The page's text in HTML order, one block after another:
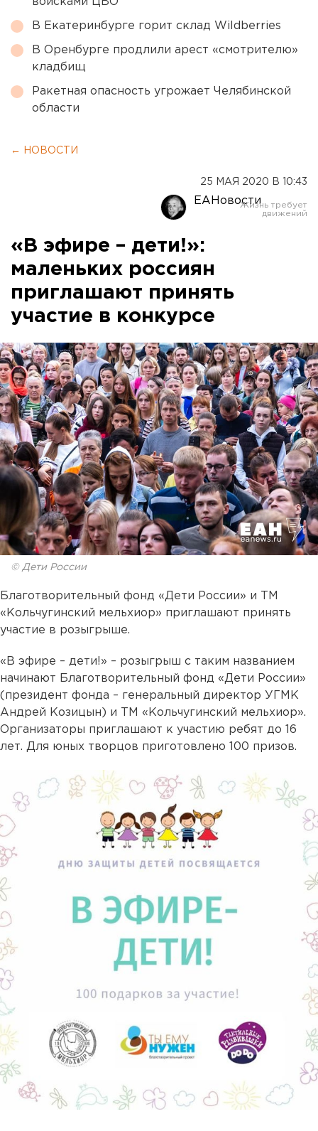
В Екатеринбурге горит склад Wildberries
В Оренбурге продлили арест «смотрителю»
кладбищ
Ракетная опасность угрожает Челябинской
области
← НОВОСТИ
25 МАЯ 2020 В 10:43
ЕАНовости
«В эфире – дети!»:
маленьких россиян
приглашают принять
участие в конкурсе
© Дети России
Благотворительный фонд «Дети России» и ТМ
«Кольчугинский мельхиор» приглашают принять
участие в розыгрыше.
«В эфире – дети!» – розыгрыш с таким названием
начинают Благотворительный фонд «Дети России»
(президент фонда – генеральный директор УГМК
Андрей Козицын) и ТМ «Кольчугинский мельхиор».
Организаторы приглашают к участию ребят до 16
лет. Для юных творцов приготовлено 100 призов.